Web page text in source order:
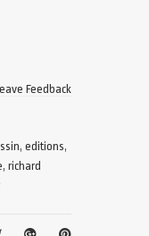
Feedback
,editions,
,richard